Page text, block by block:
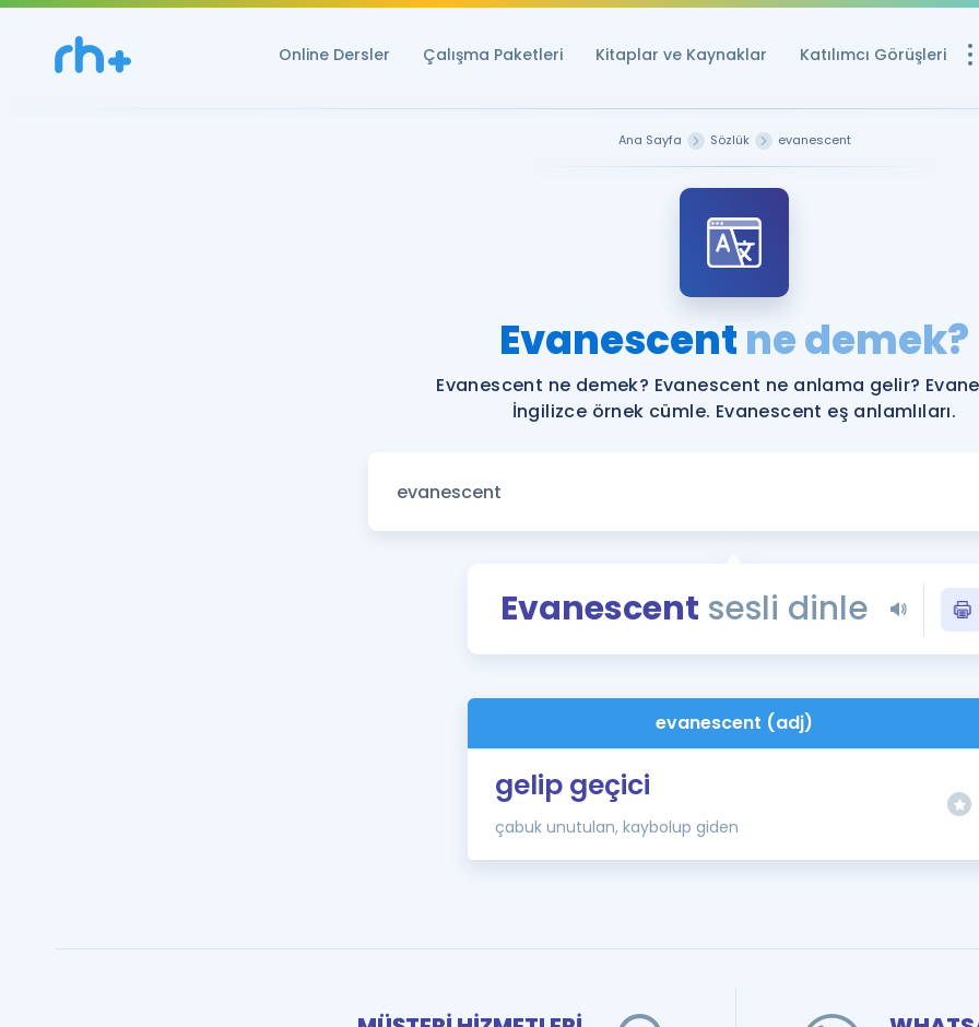
Online Dersler Çalışma Paketleri Kitaplar ve Kaynaklar Katılımcı Görüşleri
Ücretsiz
YDS ve YÖKDİL
YDS ve YÖKDİL'e
Tüm ÖSYM
YDS - YÖKDİL
İngilizce
Ana Sayfa Sözlük evanescent
Evanescentne demek?
Evanescent ne demek? Evanescent ne anlama gelir?
İngilizce örnek cümle. Evanescent eş anlamlıları.
Evanescent sesli dinle
evanescent (adj)
gelip geçici
çabuk unutulan, kaybolup giden